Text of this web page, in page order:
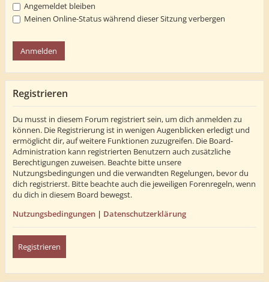
Angemeldet bleiben
Meinen Online-Status während dieser Sitzung verbergen
Registrieren
Du musst in diesem Forum registriert sein, um dich anmelden zu
können. Die Registrierung ist in wenigen Augenblicken erledigt und
ermöglicht dir, auf weitere Funktionen zuzugreifen. Die Board-
Administration kann registrierten Benutzern auch zusätzliche
Berechtigungen zuweisen. Beachte bitte unsere
Nutzungsbedingungen und die verwandten Regelungen, bevor du
dich registrierst. Bitte beachte auch die jeweiligen Forenregeln, wenn
du dich in diesem Board bewegst.
Nutzungsbedingungen | Datenschutzerklärung
Registrieren